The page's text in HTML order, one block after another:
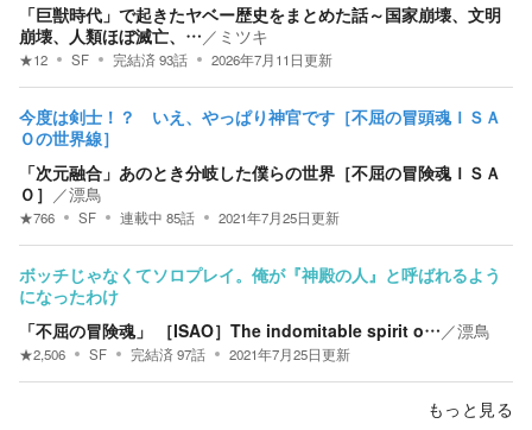
「巨獣時代」で起きたヤベー歴史をまとめた話～国家崩壊、文明
崩壊、人類ほぼ滅亡、… ／ ミツキ
★12 SF 完結済93話 2026年7月11日更新
今度は剣士！？ いえ、やっぱり神官です［不屈の冒頭魂ＩＳＡ
Ｏの世界線］
「次元融合」あのとき分岐した僕らの世界［不屈の冒険魂ＩＳＡ
Ｏ］ ／漂鳥
★766 SF 連載中 85話 2021年7月25日更新
ボッチじゃなくてソロプレイ。俺が『神殿の人』と呼ばれるよう
になったわけ
「不屈の冒険魂」 ［ISAO］The indomitable spirit o… ／漂鳥
★2,506 SF 完結済97話 2021年7月25日更新
もっと見る